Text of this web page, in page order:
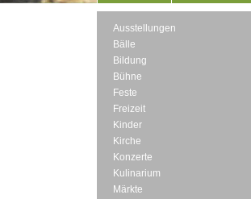
Ausstellungen
Bälle
Bildung
Bühne
Feste
Freizeit
Kinder
Kirche
Konzerte
Kulinarium
Märkte